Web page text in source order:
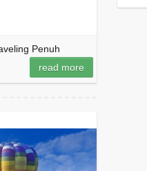
Penuh
read more